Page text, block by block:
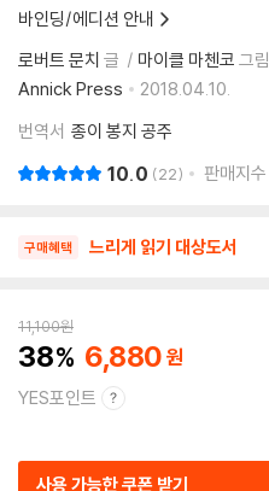
바인딩/에디션 안내
로버트 문치 글 마이클 마첸코 그림
Annick Press
2018.04.10.
번역서 종이 봉지 공주
10.0 22 판매지수
구매혜택 느리게 읽기 대상도서
11,100원
38 6,880
YES포인트
사용 가능한 쿠폰 받기